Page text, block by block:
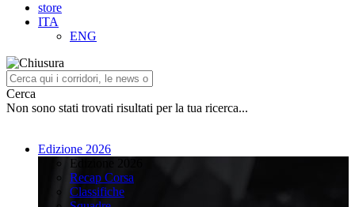
store
ITA
ENG
Cerca
Non sono stati trovati risultati per la tua ricerca...
Edizione 2026
Edizione 2026
Recap Corsa
Classifiche